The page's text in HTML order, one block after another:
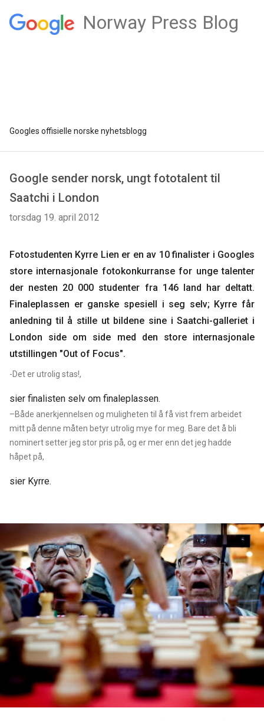
Norway Press Blog
Googles offisielle norske nyhetsblogg
Google sender norsk, ungt fototalent til
Saatchi i London
torsdag 19. april 2012
Fotostudenten Kyrre Lien er en av 10 finalister i Googles
store internasjonale fotokonkurranse for unge talenter
der nesten 20 000 studenter fra 146 land har deltatt.
Finaleplassen er ganske spesiell i seg selv; Kyrre får
anledning til å stille ut bildene sine i Saatchi-galleriet i
London side om side med den store internasjonale
utstillingen "Out of Focus".
-Det er utrolig stas!,
sier finalisten selv om finaleplassen.
–Både anerkjennelsen og muligheten til å få vist frem arbeidet
mitt på denne måten betyr utrolig mye for meg. Bare det å bli
nominert setter jeg stor pris på, og er mer enn det jeg hadde
håpet på,
sier Kyrre.